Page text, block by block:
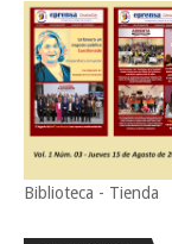
Biblioteca - Tienda